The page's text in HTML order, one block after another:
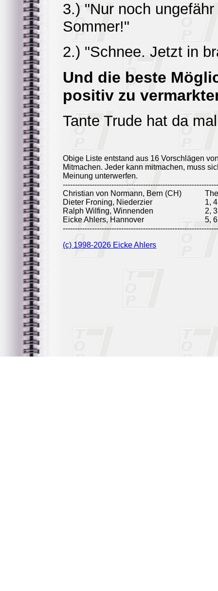
3.) "Nur noch
Sommer!"
2.) "Schnee. Jetzt in
Und die beste
positiv zu
Tante Trude hat da
Obige Liste entstand aus 16 Vorschlägen
Mitmachen. Jeder kann mitmachen, muss
Meinung unterwerfen.
Christian von Normann, Bern (CH)
Dieter Froning, Niederzier
1,
Ralph Wilfing, Winnenden
2, 3
Eicke Ahlers, Hannover
5, 6
(c) 1998-2026 Eicke Ahlers